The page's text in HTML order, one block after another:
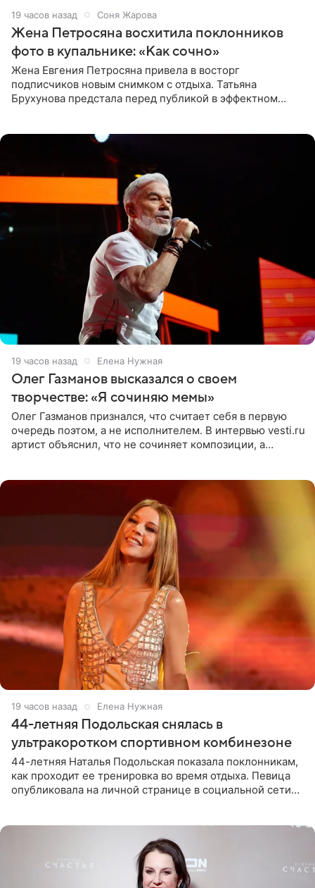
19 часов назад Соня Жарова
Жена Петросяна восхитила поклонников
фото в купальнике: «Как сочно»
Жена Евгения Петросяна привела в восторг
подписчиков новым снимком с отдыха. Татьяна
Брухунова предстала перед публикой в эффектном
19 часов назад Елена Нужная
Олег Газманов высказался о своем
творчестве: «Я сочиняю мемы»
Олег Газманов признался, что считает себя в первую
очередь поэтом, а не исполнителем. В интервью vesti.ru
артист объяснил, что не сочиняет композиции, а
19 часов назад Елена Нужная
44-летняя Подольская снялась в
ультракоротком спортивном комбинезоне
44-летняя Наталья Подольская показала поклонникам,
как проходит ее тренировка во время отдыха. Певица
опубликовала на личной странице в социальной сети